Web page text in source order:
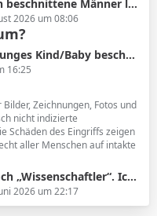
den Folgen. Und wollen ihre Vorhaut zurück. "
2026 um 08:06
noch an seine Vorhaut erinnern?
16:25
Zeichnungen, Fotos und
nicht indizierte
Schäden des Eingriffs zeigen
aller Menschen auf intakte
Ich nenne sie geldgesteuerte Marionetten.
2026 um 22:17